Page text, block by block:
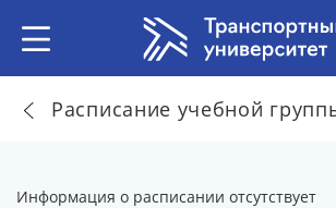
Расписание учебной
Информация о расписании отсутствует